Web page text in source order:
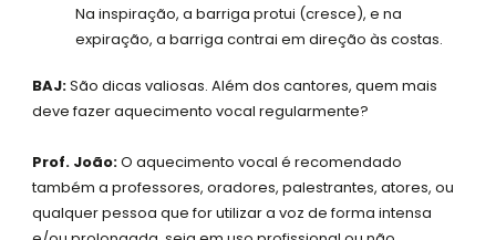
Na inspiração, a barriga protui (cresce), e na
expiração, a barriga contrai em direção às costas.
BAJ:São dicas valiosas. Além dos cantores, quem mais
deve fazer aquecimento vocal regularmente?
Prof. João:O aquecimento vocal é recomendado
também a professores, oradores, palestrantes, atores, ou
qualquer pessoa que for utilizar a voz de forma intensa